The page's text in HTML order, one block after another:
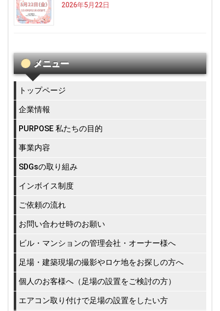
2026年5月22日
メニュー
トップページ
企業情報
PURPOSE 私たちの目的
事業内容
SDGsの取り組み
インボイス制度
ご依頼の流れ
お問い合わせ時のお願い
ビル・マンションの管理会社・オーナー様へ
足場・建築現場の撮影やロケ地をお探しの方へ
個人のお客様へ（足場の設置をご検討の方）
エアコン取り付けで足場の設置をしたい方